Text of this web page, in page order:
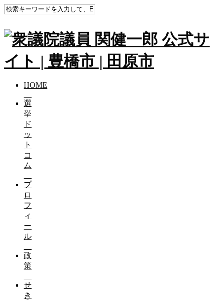
HOME
選
挙
ド
ッ
ト
コ
ム
プ
ロ
フ
ィ
ー
ル
政
策
せ
き